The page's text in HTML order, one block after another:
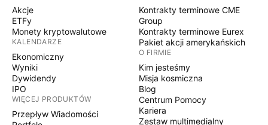
Akcje
ETFy
Monety kryptowalutowe
KALENDARZE
Ekonomiczny
Wyniki
Dywidendy
IPO
WIĘCEJ PRODUKTÓW
Przepływ Wiadomości
Kontrakty terminowe CME
Group
Kontrakty terminowe Eurex
Pakiet akcji amerykańskich
O FIRMIE
Kim jesteśmy
Misja kosmiczna
Blog
Centrum Pomocy
Kariera
Zestaw multimedialny